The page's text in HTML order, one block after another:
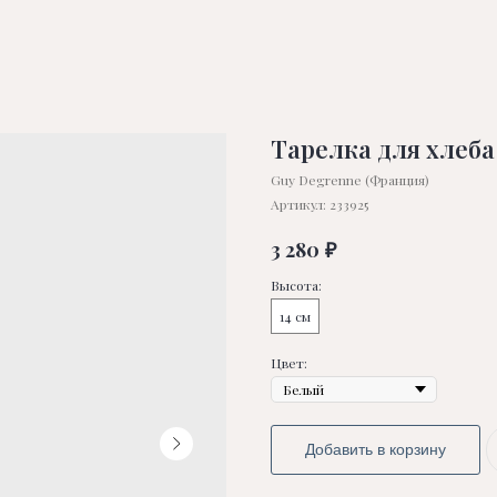
Тарелка для
Guy Degrenne (Франция)
Артикул: 233925
3 280 ₽
Высота:
14 см
Цвет:
Добавить в корзину